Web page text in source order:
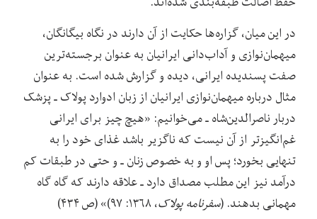
در این میان، گزاره‌ها حکایت از آن دارند در نگاه بیگانگان،
میهمان‌نوازی و آداب‌دانی ایرانیان به عنوان برجسته‌ترین
صفت پسندیده ایرانی، دیده و گزارش شده است. به عنوان
مثال درباره میهمان‌نوازی ایرانیان از زبان ادوارد پولاک ـ پزشک
دربار ناصرالدین‌شاه ـ می‌خوانیم: «هیچ چیز برای ایرانی
غم‌انگیزتر از آن نیست که ناگزیر باشد غذای خود را به
تنهایی بخورد؛ پس او و به خصوص زنان ـ و حتی در طبقات کم
درآمد نیز این مطلب مصداق دارد ـ علاقه دارند که گاه گاه
مهمانی بدهند. (سفرنامه پولاک، ۱۳۶۸: ۹۷)» (ص ۴۳۴)